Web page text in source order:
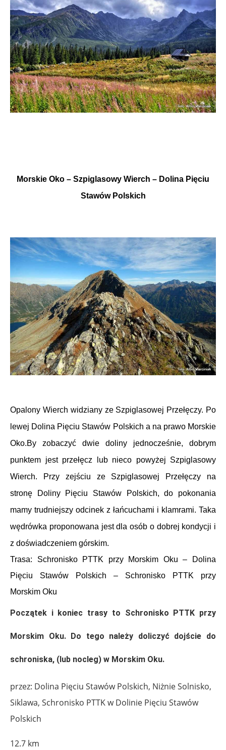
Morskie Oko – Szpiglasowy Wierch – Dolina Pięciu
Stawów Polskich
Opalony Wierch widziany ze Szpiglasowej Przełęczy. Po
lewej Dolina Pięciu Stawów Polskich a na prawo Morskie
Oko.By zobaczyć dwie doliny jednocześnie, dobrym
punktem jest przełęcz lub nieco powyżej Szpiglasowy
Wierch. Przy zejściu ze Szpiglasowej Przełęczy na
stronę Doliny Pięciu Stawów Polskich, do pokonania
mamy trudniejszy odcinek z łańcuchami i klamrami. Taka
wędrówka proponowana jest dla osób o dobrej kondycji i
z doświadczeniem górskim.
Trasa: Schronisko PTTK przy Morskim Oku – Dolina
Pięciu Stawów Polskich – Schronisko PTTK przy
Morskim Oku
Początek i koniec trasy to Schronisko PTTK przy
Morskim Oku. Do tego należy doliczyć dojście do
schroniska, (lub nocleg) w Morskim Oku.
przez: Dolina Pięciu Stawów Polskich, Niżnie Solnisko,
Siklawa, Schronisko PTTK w Dolinie Pięciu Stawów
Polskich
12.7 km